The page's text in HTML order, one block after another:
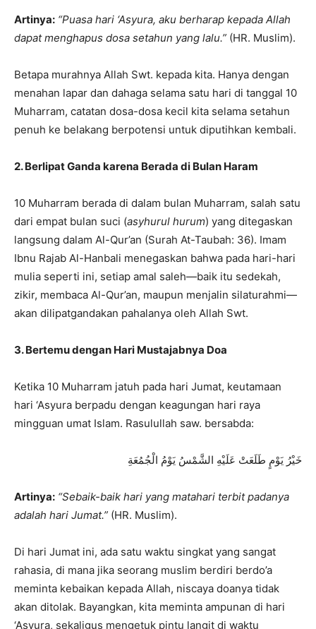
Artinya: “Puasa hari ‘Asyura, aku berharap kepada Allah
dapat menghapus dosa setahun yang lalu.” (HR. Muslim).
Betapa murahnya Allah Swt. kepada kita. Hanya dengan
menahan lapar dan dahaga selama satu hari di tanggal 10
Muharram, catatan dosa-dosa kecil kita selama setahun
penuh ke belakang berpotensi untuk diputihkan kembali.
2. Berlipat Ganda karena Berada di Bulan Haram
10 Muharram berada di dalam bulan Muharram, salah satu
dari empat bulan suci (asyhurul hurum) yang ditegaskan
langsung dalam Al-Qur’an (Surah At-Taubah: 36). Imam
Ibnu Rajab Al-Hanbali menegaskan bahwa pada hari-hari
mulia seperti ini, setiap amal saleh—baik itu sedekah,
zikir, membaca Al-Qur’an, maupun menjalin silaturahmi—
akan dilipatgandakan pahalanya oleh Allah Swt.
3. Bertemu dengan Hari Mustajabnya Doa
Ketika 10 Muharram jatuh pada hari Jumat, keutamaan
hari ‘Asyura berpadu dengan keagungan hari raya
mingguan umat Islam. Rasulullah saw. bersabda:
خَيْرُ يَوْمٍ طَلَعَتْ عَلَيْهِ الشَّمْسُ يَوْمُ الْجُمُعَةِ
Artinya: “Sebaik-baik hari yang matahari terbit padanya
adalah hari Jumat.” (HR. Muslim).
Di hari Jumat ini, ada satu waktu singkat yang sangat
rahasia, di mana jika seorang muslim berdiri berdo’a
meminta kebaikan kepada Allah, niscaya doanya tidak
akan ditolak. Bayangkan, kita meminta ampunan di hari
‘Asyura, sekaligus mengetuk pintu langit di waktu